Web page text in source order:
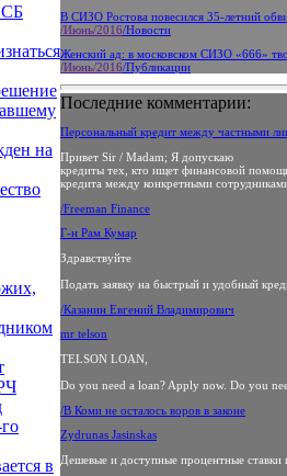
СБ
на
в
В СИЗО Ростова повесился 35-летний
/Июнь/2016/Новости
Женский ад: в московском СИЗО «666»
/Июнь/2016/Публикации
Последние комментарии:
Персональный кредит между частными
Привет Sir / Madam; Я допускаю
кредиты тех, кто ищет финансовой
кредита между конкретными
/Freeman Finance
Г-н Рам Кумар
Здравствуйте
Подать заявку на быстрый и удобный
/Казанин Евгений Владимирович
mr telson
TELSON LOAN,
Do you need a loan? Apply now. Do you
/В Коми не осталось воров в законе
Zydrunas Jasinskas
Дешевые и доступные процентные ставки